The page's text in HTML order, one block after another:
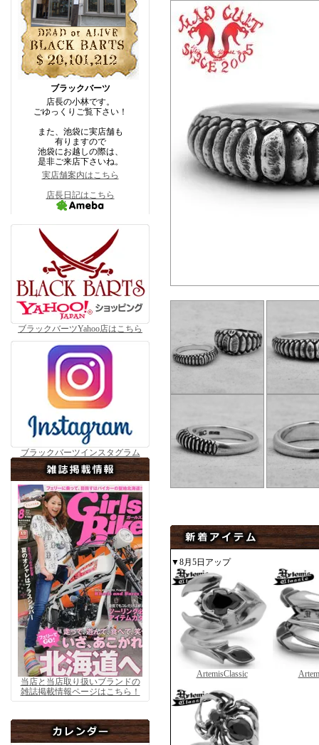
ブラックバーツ
店長の小林です。
ごゆっくりご覧下さい！
また、池袋に実店舗も
有りますので
池袋にお越しの際は、
是非ご来店下さいね。
実店舗案内はこちら
店長日記はこちら
ブラックバーツYahoo店はこちら
ブラックバーツインスタグラム
当店と当店取り扱いブランドの
雑誌掲載情報ページはこちら！
▼8月5日アップ
ArtemisClassic